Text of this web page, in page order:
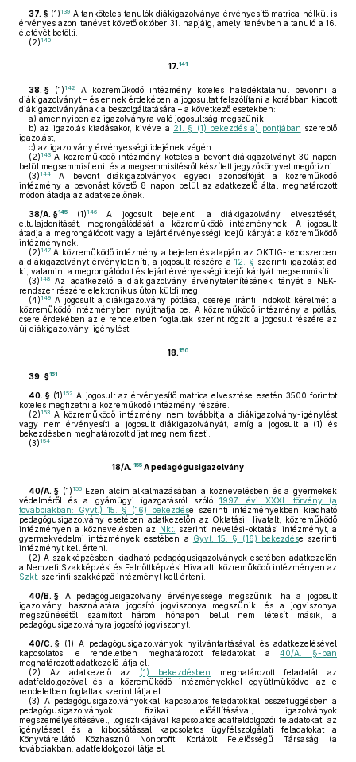
37. § (1) 139 A tanköteles tanulók diákigazolványa érvényesítő matrica nélkül is
érvényes azon tanévet követő október 31. napjáig, amely tanévben a tanuló a 16.
életévét betölti.
(2) 140
17.141
38. § (1) 142
A közreműködő intézmény köteles haladéktalanul bevonni a
diákigazolványt – és ennek érdekében a jogosultat felszólítani a korábban kiadott
diákigazolványának a beszolgáltatására – a következő esetekben:
a) amennyiben az igazolványra való jogosultság megszűnik,
b) az igazolás kiadásakor, kivéve a 21. § (1) bekezdés a) pontjában szereplő
igazolást,
c) az igazolvány érvényességi idejének végén.
(2) 143 A közreműködő intézmény köteles a bevont diákigazolványt 30 napon
belül megsemmisíteni, és a megsemmisítésről készített jegyzőkönyvet megőrizni.
(3) 144
A bevont diákigazolványok egyedi azonosítóját a közreműködő
intézmény a bevonást követő 8 napon belül az adatkezelő által meghatározott
módon átadja az adatkezelőnek.
38/A. §145 (1) 146A jogosult bejelenti a diákigazolvány elvesztését,
eltulajdonítását, megrongálódását a közreműködő intézménynek. A jogosult
átadja a megrongálódott vagy a lejárt érvényességi idejű kártyát a közreműködő
intézménynek.
(2) 147 A közreműködő intézmény a bejelentés alapján az OKTIG-rendszerben
a diákigazolványt érvényteleníti, a jogosult részére a 12. § szerinti igazolást ad
ki, valamint a megrongálódott és lejárt érvényességi idejű kártyát megsemmisíti.
(3) 148
Az adatkezelő a diákigazolvány érvénytelenítésének tényét a NEK-
rendszer részére elektronikus úton küldi meg.
(4) 149 A jogosult a diákigazolvány pótlása, cseréje iránti indokolt kérelmét a
közreműködő intézményben nyújthatja be. A közreműködő intézmény a pótlás,
csere érdekében az e rendeletben foglaltak szerint rögzíti a jogosult részére az
új diákigazolvány-igénylést.
18.150
39. §151
40. § (1) 152 A jogosult az érvényesítő matrica elvesztése esetén 3500 forintot
köteles megfizetni a közreműködő intézmény részére.
(2) 153 A közreműködő intézmény nem továbbítja a diákigazolvány-igénylést
vagy nem érvényesíti a jogosult diákigazolványát, amíg a jogosult a (1) és
bekezdésben meghatározott díjat meg nem fizeti.
(3) 154
18/A. 155 A pedagógusigazolvány
40/A. § (1) 156Ezen alcím alkalmazásában a köznevelésben és a gyermekek
védelméről és a gyámügyi igazgatásról szóló1997. évi XXXI. törvény (a
továbbiakban: Gyvt.) 15. § (16) bekezdése szerinti intézményekben kiadható
pedagógusigazolvány esetében adatkezelőn az Oktatási Hivatalt, közreműködő
intézményen a köznevelésben az Nkt.
szerinti nevelési-oktatási intézményt, a
gyermekvédelmi intézmények esetében a Gyvt. 15. § (16) bekezdése szerinti
intézményt kell érteni.
(2) A szakképzésben kiadható pedagógusigazolványok esetében adatkezelőn
a Nemzeti Szakképzési és Felnőttképzési Hivatalt, közreműködő intézményen az
Szkt. szerinti szakképző intézményt kell érteni.
40/B. § A pedagógusigazolvány érvényessége megszűnik, ha a jogosult
igazolvány használatára jogosító jogviszonya megszűnik, és a jogviszonya
megszűnésétől számított három hónapon belül nem létesít másik, a
pedagógusigazolványra jogosító jogviszonyt.
40/C. § (1) A pedagógusigazolványok nyilvántartásával és adatkezelésével
kapcsolatos, e rendeletben meghatározott feladatokat a40/A. §-ban
meghatározott adatkezelő látja el.
(2) Az adatkezelő az (1) bekezdésben meghatározott feladatát az
adatfeldolgozóval és a közreműködő intézményekkel együttműködve az e
rendeletben foglaltak szerint látja el.
(3) A pedagógusigazolványokkal kapcsolatos feladatokkal összefüggésben a
pedagógusigazolványok fizikai előállításával, igazolványok
megszemélyesítésével, logisztikájával kapcsolatos adatfeldolgozói feladatokat, az
igényléssel és a kibocsátással kapcsolatos ügyfélszolgálati feladatokat a
Könyvtárellátó Közhasznú Nonprofit Korlátolt Felelősségű Társaság (a
továbbiakban: adatfeldolgozó) látja el.